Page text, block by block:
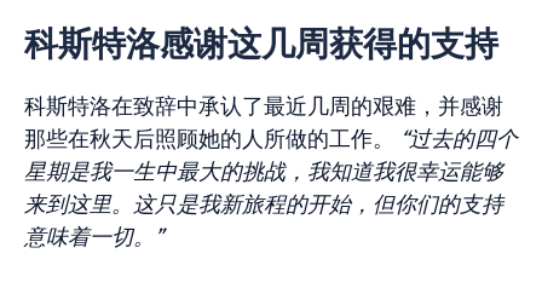
科斯特洛感谢这几周获得的支持
科斯特洛在致辞中承认了最近几周的艰难，并感谢
那些在秋天后照顾她的人所做的工作。
“过去的四个
星期是我一生中最大的挑战，我知道我很幸运能够
来到这里。这只是我新旅程的开始，但你们的支持
意味着一切。”